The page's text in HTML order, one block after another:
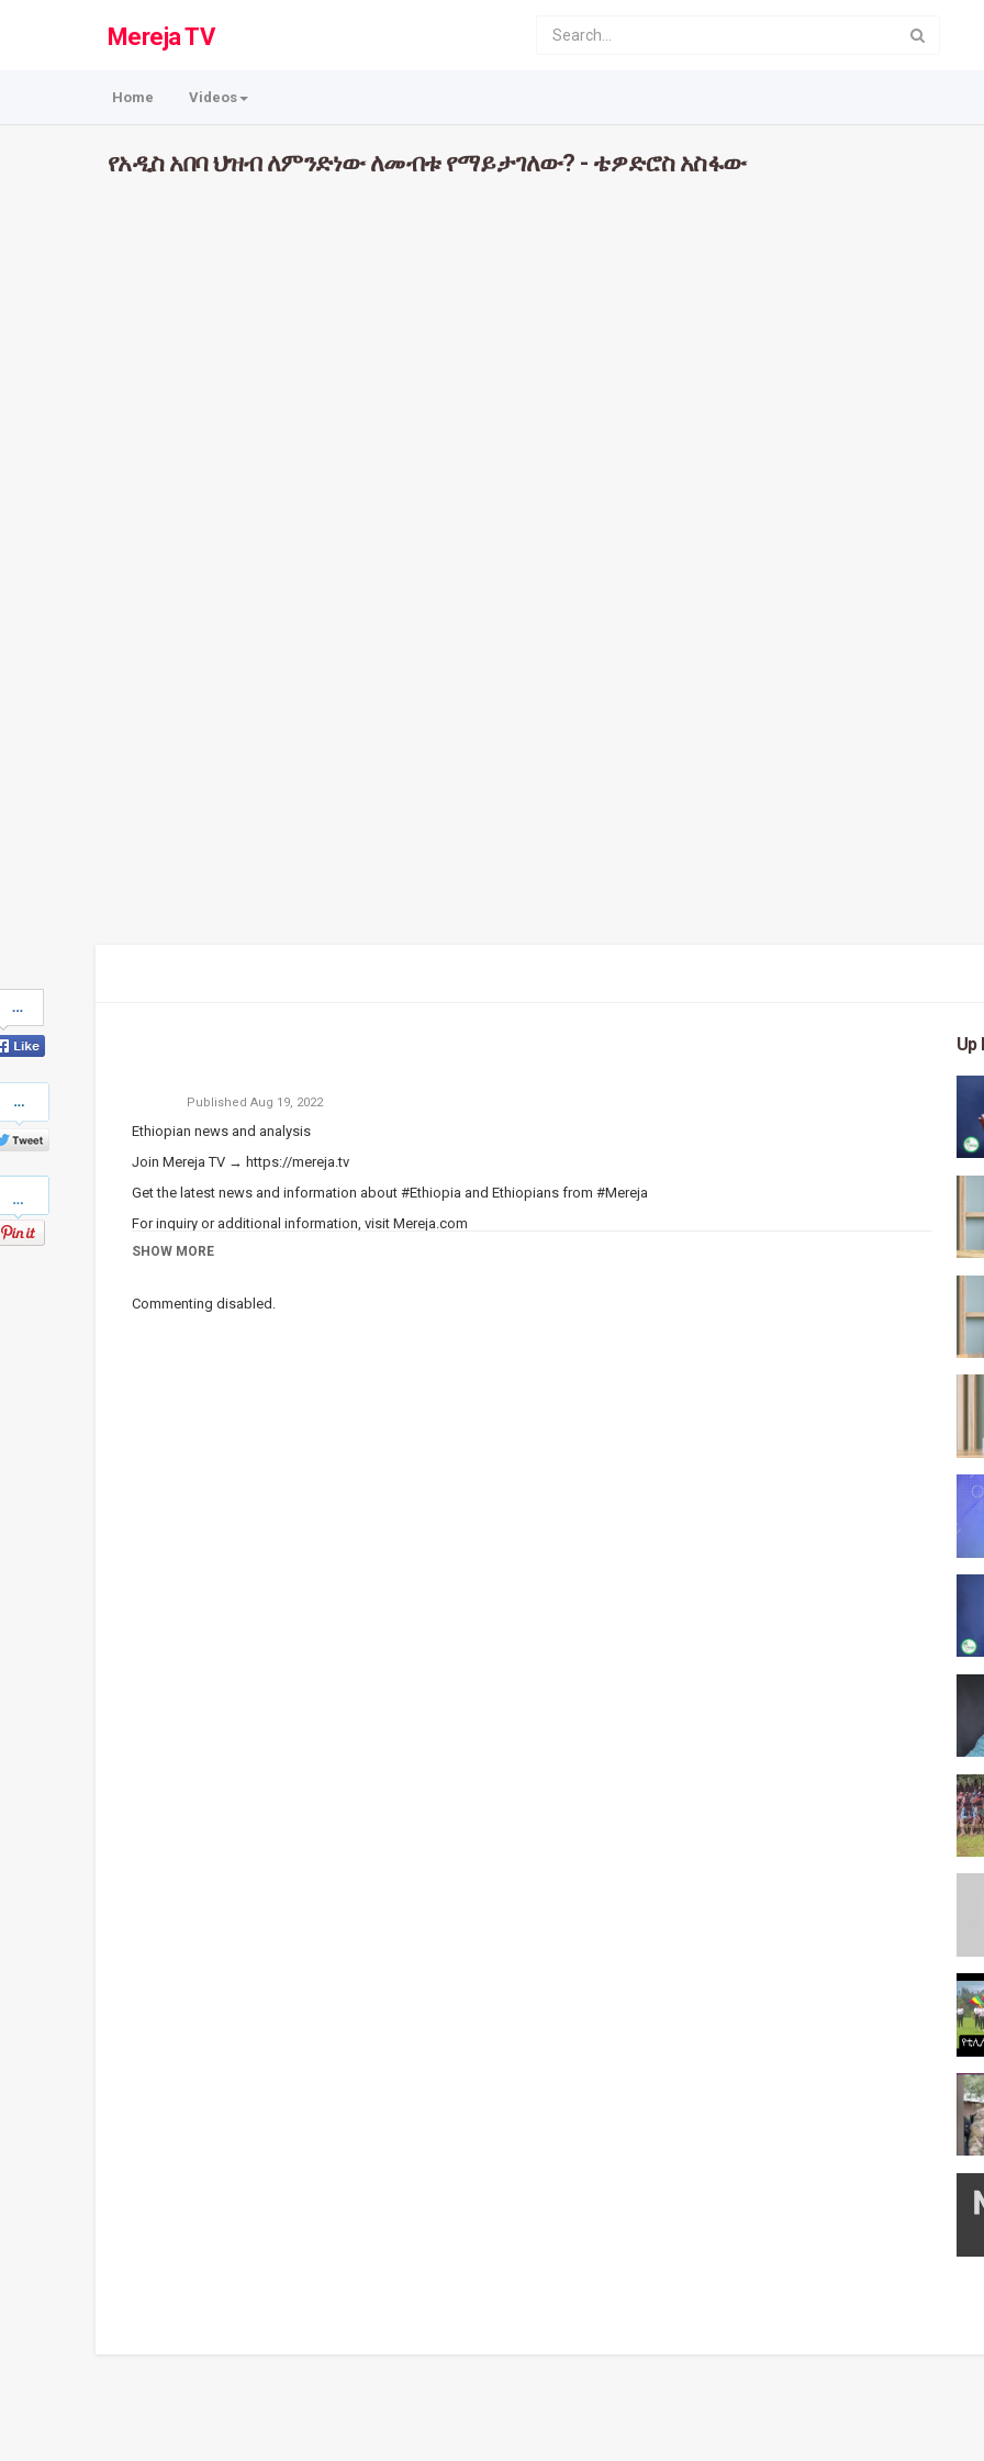
Mereja TV
Home Videos
የአዲስ አበባ ህዝብ ለምንድነው ለመብቱ የማይታገለው? - ቴዎድሮስ አስፋው
on
Facebook
on
Twitter
Published Aug 19, 2022
Ethiopian news and analysis
Join Mereja TV → https://mereja.tv
Get the latest news and information about #Ethiopia and Ethiopians from #Mereja
For inquiry or additional information, visit Mereja.com
Mereja presents Ethiopian news, Ethiopian music, sports, arts, and entertainment
Category Ethiopian News
SHOW MORE
Commenting disabled.
Up